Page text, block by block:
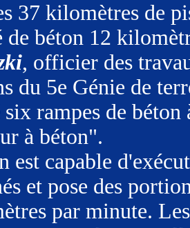
37 kilomètres de
de béton 12
, officier des
du 5e Génie de
rampes de
à béton".
est capable
et pose des
par minute.